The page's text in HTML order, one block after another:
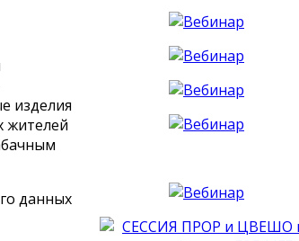
изделия
жителей
данных